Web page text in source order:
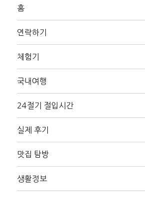
홈
연락하기
체험기
국내여행
24절기 절입시간
실제 후기
맛집 탐방
생활정보